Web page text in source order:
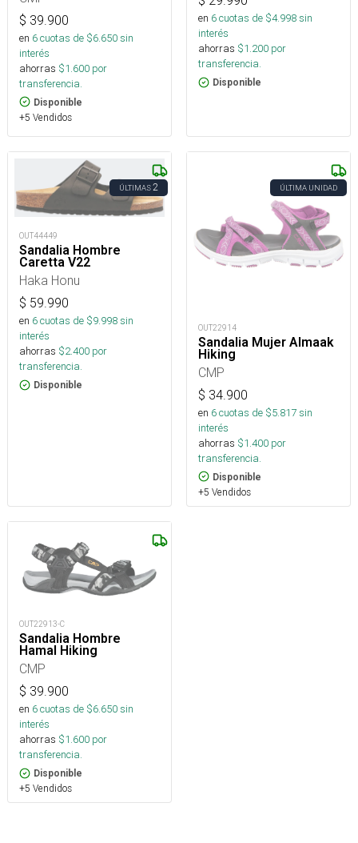
$ 39.900
en 6cuotas de $6.650sin
interés
ahorras $1.600 por
transferencia.
Disponible
+5 Vendidos
en 6cuotas de $4.998sin
interés
ahorras $1.200 por
transferencia.
Disponible
ÚLTIMAS2
OUT44449
Sandalia Hombre
Caretta V22
Haka Honu
$ 59.990
en 6cuotas de $9.998sin
interés
ahorras $2.400 por
transferencia.
Disponible
ÚLTIMA UNIDAD
OUT22914
Sandalia Mujer Almaak
Hiking
CMP
$ 34.900
en 6cuotas de $5.817sin
interés
ahorras $1.400 por
transferencia.
Disponible
+5 Vendidos
OUT22913-C
Sandalia Hombre
Hamal Hiking
CMP
$ 39.900
en 6cuotas de $6.650sin
interés
ahorras $1.600 por
transferencia.
Disponible
+5 Vendidos